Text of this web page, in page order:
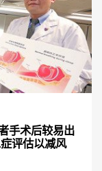
手术后较易出
评估以减风